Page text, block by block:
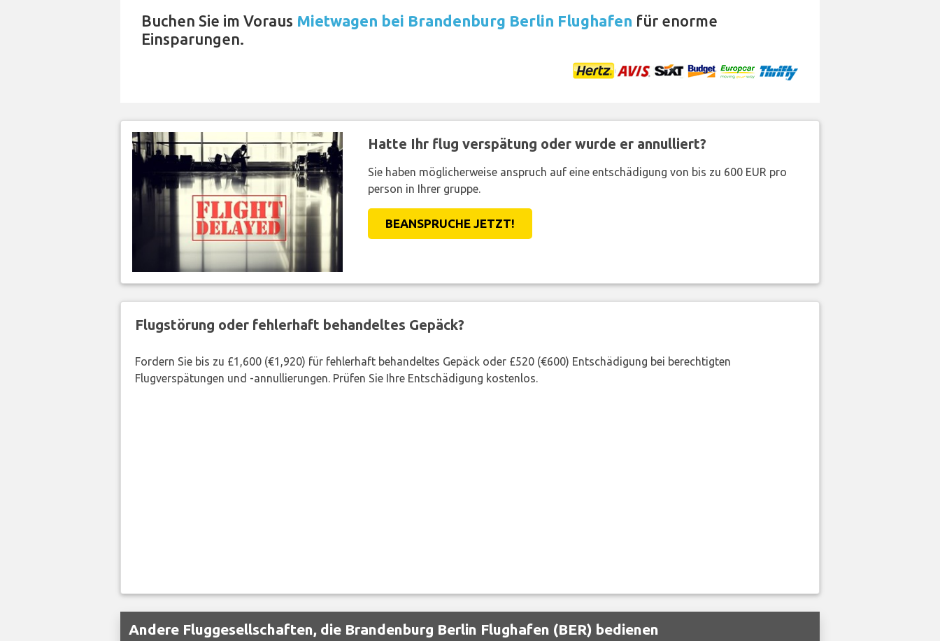
Buchen Sie im Voraus Mietwagen bei Brandenburg Berlin Flughafen für enorme
Einsparungen.
Hatte Ihr flug verspätung oder wurde er annulliert?
Sie haben möglicherweise anspruch auf eine entschädigung von bis zu 600 EUR pro
person in Ihrer gruppe.
BEANSPRUCHE JETZT!
Flugstörung oder fehlerhaft behandeltes Gepäck?
Fordern Sie bis zu £1,600 (€1,920) für fehlerhaft behandeltes Gepäck oder £520 (€600) Entschädigung bei berechtigten
Flugverspätungen und -annullierungen. Prüfen Sie Ihre Entschädigung kostenlos.
Andere Fluggesellschaften, die Brandenburg Berlin Flughafen (BER) bedienen